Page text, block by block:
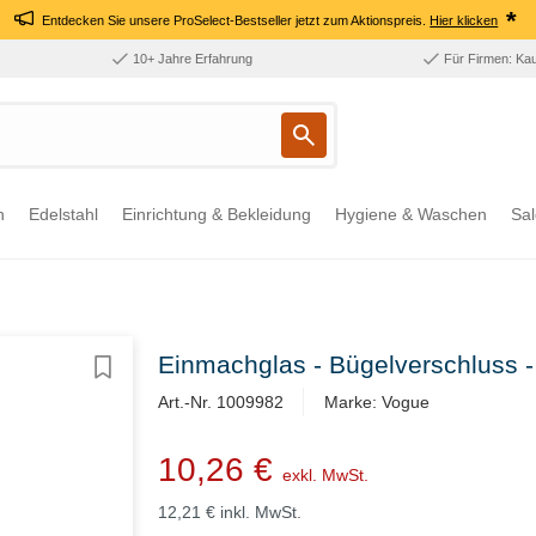
Entdecken Sie unsere ProSelect-Bestseller jetzt zum Aktionspreis.Hier klicken *
10+ Jahre Erfahrung Für Firmen:
Edelstahl Einrichtung & Bekleidung Hygiene & Waschen
Einmachglas - Bügelverschluss
Art.-Nr. 1009982 Marke: Vogue
10,26 € exkl. MwSt.
12,21 € inkl. MwSt.